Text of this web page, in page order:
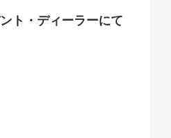
ト・ディーラーにて